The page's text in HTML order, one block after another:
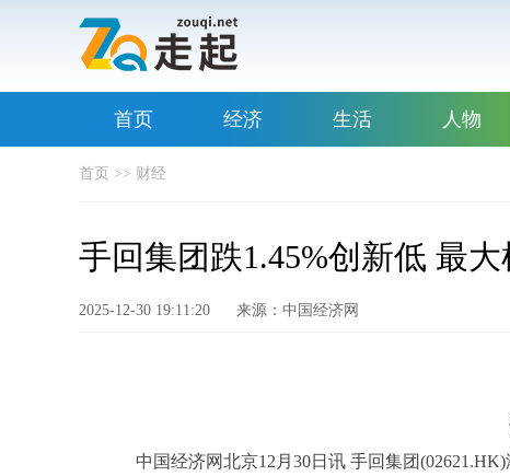
首页 经济 生活 人物
首页 >> 财经
手回集团跌1.45%创新低 最
2025-12-30 19:11:20 来源：中国经济网
中国经济网北京12月30日讯 手回集团